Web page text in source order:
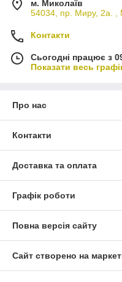
м. Миколаїв
54034, пр. Миру, 2а. ,
Контакти
Сьогодні працює з
Показати весь
Про нас
Контакти
Доставка та оплата
Графік роботи
Повна версія сайту
Сайт створено на